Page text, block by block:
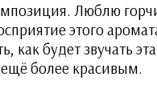
Люблю
этого
будет звучать
более красивым.